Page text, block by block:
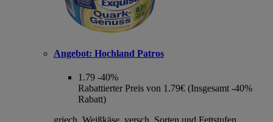
Angebot: Hochland Patros
1.79 -40%
Rabattierter Preis von 1.79€ (Insgesamt -40%
Rabatt)
griech. Weißkäse, versch. Sorten und Fettstufen,